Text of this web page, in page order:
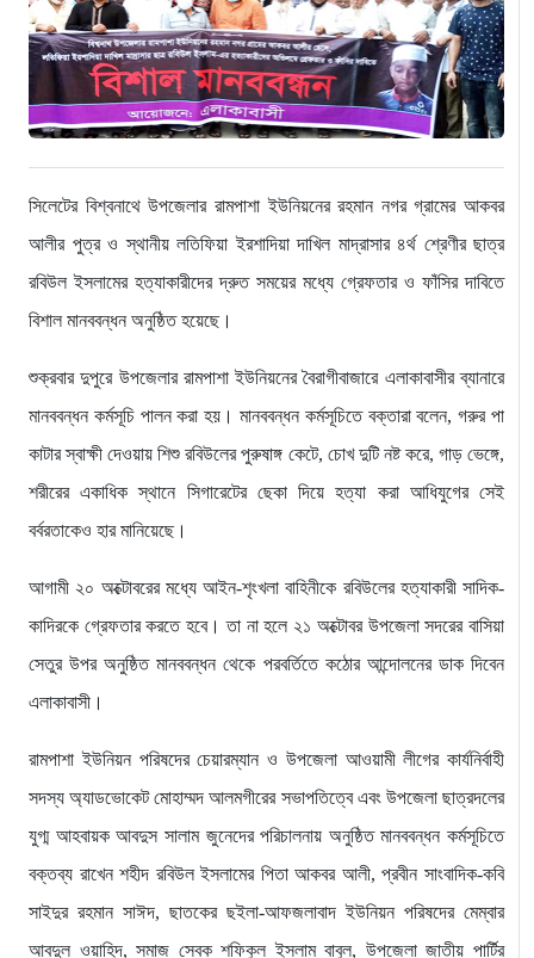
সিলেটের বিশ্বনাথে উপজেলার রামপাশা ইউনিয়নের রহমান নগর গ্রামের আকবর
আলীর পুত্র ও স্থানীয় লতিফিয়া ইরশাদিয়া দাখিল মাদ্রাসার ৪র্থ শ্রেণীর ছাত্র
রবিউল ইসলামের হত্যাকারীদের দ্রুত সময়ের মধ্যে গ্রেফতার ও ফাঁসির দাবিতে
বিশাল মানববন্ধন অনুষ্ঠিত হয়েছে।
শুক্রবার দুপুরে উপজেলার রামপাশা ইউনিয়নের বৈরাগীবাজারে এলাকাবাসীর ব্যানারে
মানববন্ধন কর্মসূচি পালন করা হয়। মানববন্ধন কর্মসূচিতে বক্তারা বলেন, গরুর পা
কাটার স্বাক্ষী দেওয়ায় শিশু রবিউলের পুরুষাঙ্গ কেটে, চোখ দুটি নষ্ট করে, গাড় ভেঙ্গে,
শরীরের একাধিক স্থানে সিগারেটের ছেকা দিয়ে হত্যা করা আধিযুগের সেই
বর্বরতাকেও হার মানিয়েছে।
আগামী ২০ অক্টোবরের মধ্যে আইন-শৃংখলা বাহিনীকে রবিউলের হত্যাকারী সাদিক-
কাদিরকে গ্রেফতার করতে হবে। তা না হলে ২১ অক্টোবর উপজেলা সদরের বাসিয়া
সেতুর উপর অনুষ্ঠিত মানববন্ধন থেকে পরবর্তিতে কঠোর আন্দোলনের ডাক দিবেন
এলাকাবাসী।
রামপাশা ইউনিয়ন পরিষদের চেয়ারম্যান ও উপজেলা আওয়ামী লীগের কার্যনির্বাহী
সদস্য অ্যাডভোকেট মোহাম্মদ আলমগীরের সভাপতিত্বে এবং উপজেলা ছাত্রদলের
যুগ্ম আহবায়ক আবদুস সালাম জুনেদের পরিচালনায় অনুষ্ঠিত মানববন্ধন কর্মসূচিতে
বক্তব্য রাখেন শহীদ রবিউল ইসলামের পিতা আকবর আলী, প্রবীন সাংবাদিক-কবি
সাইদুর রহমান সাঈদ, ছাতকের ছইলা-আফজলাবাদ ইউনিয়ন পরিষদের মেম্বার
আবদুল ওয়াহিদ, সমাজ সেবক শফিকুল ইসলাম বাবুল, উপজেলা জাতীয় পার্টির